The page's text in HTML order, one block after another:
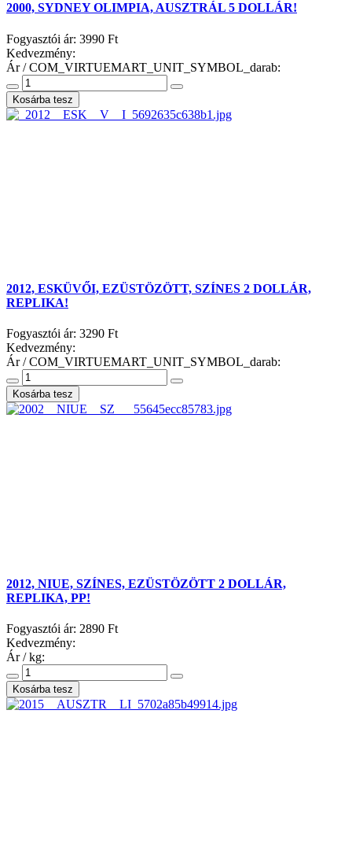
2000, SYDNEY OLIMPIA, AUSZTRÁL 5 DOLLÁR!
Fogyasztói ár: 3990 Ft
Kedvezmény:
Ár / COM_VIRTUEMART_UNIT_SYMBOL_darab:
2012, ESKÜVŐI, EZÜSTÖZÖTT, SZÍNES 2 DOLLÁR,
REPLIKA!
Fogyasztói ár: 3290 Ft
Kedvezmény:
Ár / COM_VIRTUEMART_UNIT_SYMBOL_darab:
2012, NIUE, SZÍNES, EZÜSTÖZÖTT 2 DOLLÁR,
REPLIKA, PP!
Fogyasztói ár: 2890 Ft
Kedvezmény:
Ár / kg: